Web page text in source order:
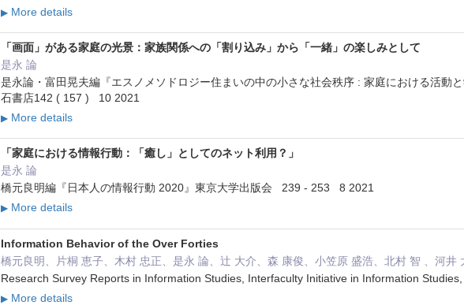
▶ More details
「画面」がある家庭の光景：家族関係への「割り込み」から「一緒」の楽しみとして
是永 論
是永論・富田晃夫編『エスノメソドロジー住まいの中の小さな社会秩序 : 家庭における活動
石書店142 ( 157 ) 10 2021
▶ More details
「家庭における情報行動：「癒し」としてのネット利用？」
是永 論
橋元良明編『日本人の情報行動 2020』東京大学出版会 239 - 253 8 2021
▶ More details
Information Behavior of the Over Forties
橋元良明、片桐 恵子、木村 忠正、是永 論、辻 大介、森 康俊、小笠原 盛浩、北村 智 、河井
Research Survey Reports in Information Studies, Interfaculty Initiative in Information
▶ More details